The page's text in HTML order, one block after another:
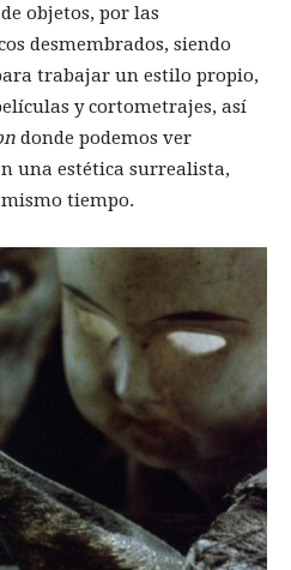
objetos, por las
desmembrados, siendo
trabajar un estilo propio,
y cortometrajes, así
donde podemos ver
una estética surrealista,
tiempo.